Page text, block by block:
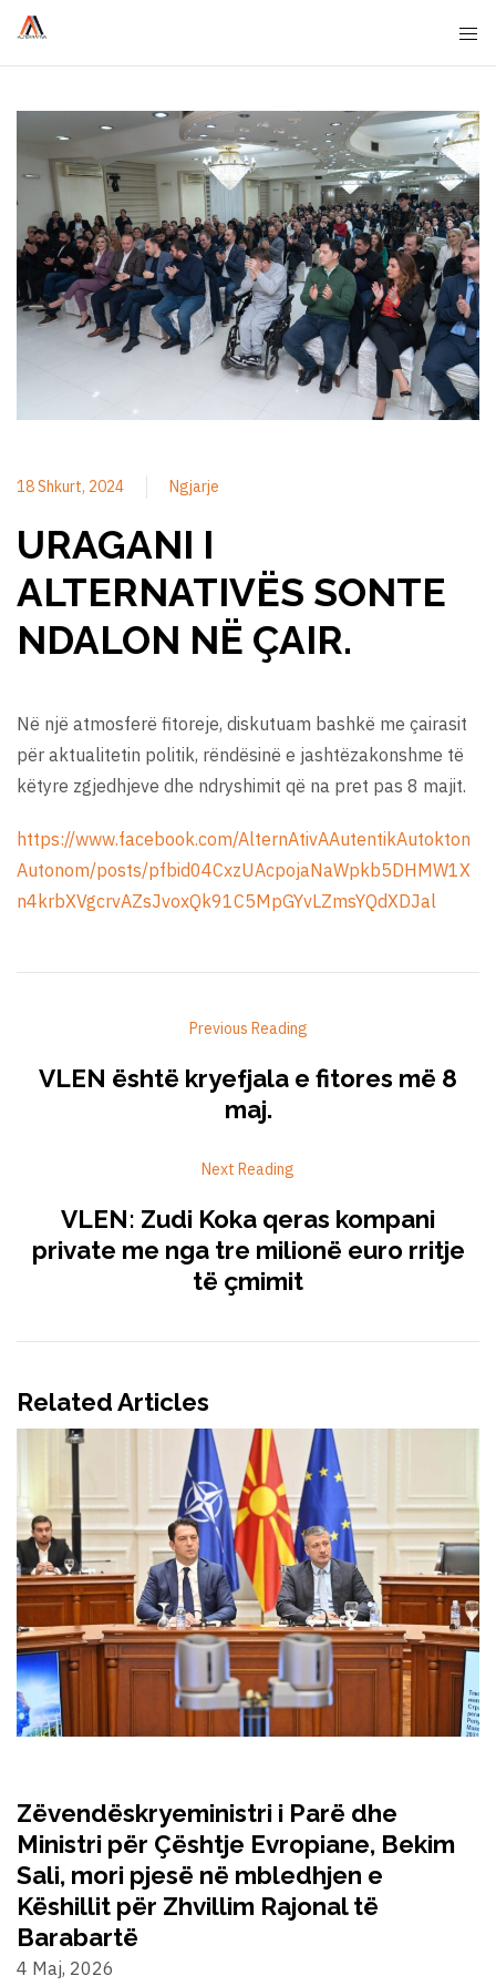
18 Shkurt, 2024 Ngjarje
URAGANI I
ALTERNATIVËS SONTE
NDALON NË ÇAIR.
Në një atmosferë fitoreje, diskutuam bashkë me çairasit
për aktualitetin politik, rëndësinë e jashtëzakonshme të
këtyre zgjedhjeve dhe ndryshimit që na pret pas 8 majit.
https://www.facebook.com/AlternAtivAAutentikAutokton
Autonom/posts/pfbid04CxzUAcpojaNaWpkb5DHMW1X
n4krbXVgcrvAZsJvoxQk91C5MpGYvLZmsYQdXDJal
Previous Reading
VLEN është kryefjala e fitores më 8
maj.
Next Reading
VLEN: Zudi Koka qeras kompani
private me nga tre milionë euro rritje
të çmimit
Related Articles
Zëvendëskryeministri i Parë dhe
Ministri për Çështje Evropiane, Bekim
Sali, mori pjesë në mbledhjen e
Këshillit për Zhvillim Rajonal të
Barabartë
4 Maj, 2026